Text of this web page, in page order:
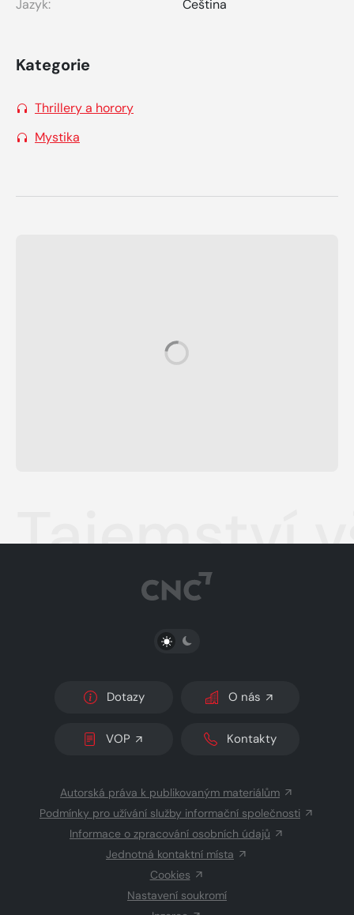
Jazyk:
Čeština
Kategorie
Thrillery a horory
Mystika
Tajemství
PŘEPNOUT SVĚTLÝ/TMAVÝ REŽIM
Dotazy O nás
VOP Kontakty
Autorská práva k publikovaným materiálům
Podmínky pro užívání služby informační společnosti
Informace o zpracování osobních údajů
Jednotná kontaktní místa
Cookies
Nastavení soukromí